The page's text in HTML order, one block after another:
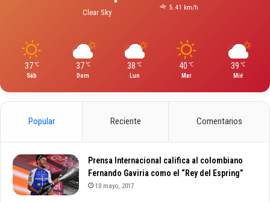
Clear Sky
5.41 km/h
37 ℃
Sáb
37 ℃
Dom
38 ℃
Lun
40 ℃
Mar
39 ℃
Mié
Popular Reciente Comentarios
Prensa Internacional califica al colombiano
Fernando Gaviria como el “Rey del Espring”
10 mayo, 2017